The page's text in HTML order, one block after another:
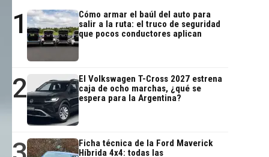
1
Cómo armar el baúl del auto para
salir a la ruta: el truco de seguridad
que pocos conductores aplican
2
El Volkswagen T-Cross 2027 estrena
caja de ocho marchas, ¿qué se
espera para la Argentina?
Ficha técnica de la Ford Maverick
Híbrida 4x4: todas las